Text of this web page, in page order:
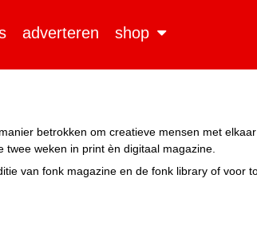
adverteren shop
betrokken om creatieve mensen met
weken in print èn digitaal magazine.
van fonk magazine en de fonk library of voor